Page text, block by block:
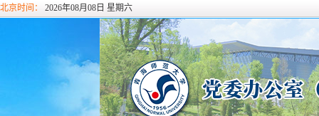
北京时间： 2026年08月08日 星期六